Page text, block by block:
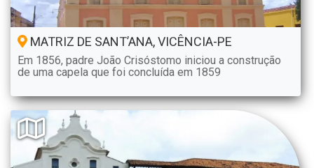
MATRIZ DE SANT’ANA, VICÊNCIA-PE
Em 1856, padre João Crisóstomo iniciou a construção
de uma capela que foi concluída em 1859